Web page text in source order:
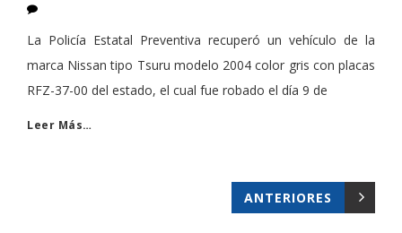
La Policía Estatal Preventiva recuperó un vehículo de la
marca Nissan tipo Tsuru modelo 2004 color gris con placas
RFZ-37-00 del estado, el cual fue robado el día 9 de
Leer Más…
ANTERIORES